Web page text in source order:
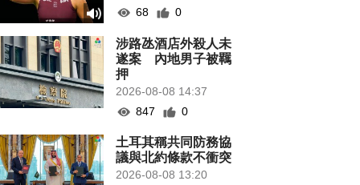
68
0
涉路氹酒店外殺人未
遂案 內地男子被羈
押
2026-08-08 14:37
847
0
土耳其稱共同防務協
議與北約條款不衝突
2026-08-08 13:20